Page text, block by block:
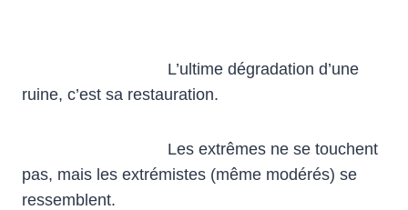
L’ultime dégradation d’une
ruine, c’est sa restauration.
Les extrêmes ne se touchent
pas, mais les extrémistes (même modérés) se
ressemblent.